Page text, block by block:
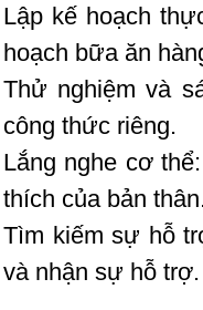
Lập kế hoạch
hoạch bữa ăn
Thử nghiệm và
công thức riêng.
Lắng nghe cơ
thích của bản
Tìm kiếm sự hỗ
và nhận sự hỗ trợ.